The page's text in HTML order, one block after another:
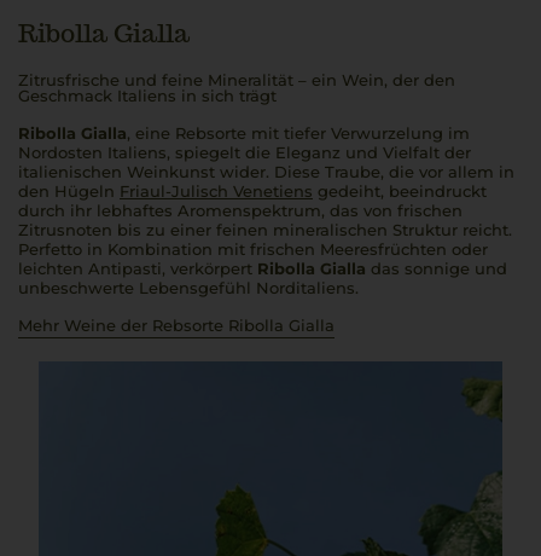
Ribolla Gialla
Zitrusfrische und feine Mineralität – ein Wein, der den
Geschmack Italiens in sich trägt
Ribolla Gialla, eine Rebsorte mit tiefer Verwurzelung im
Nordosten Italiens, spiegelt die Eleganz und Vielfalt der
italienischen Weinkunst wider. Diese Traube, die vor allem in
den Hügeln Friaul-Julisch Venetiens gedeiht, beeindruckt
durch ihr lebhaftes Aromenspektrum, das von frischen
Zitrusnoten bis zu einer feinen mineralischen Struktur reicht.
Perfetto in Kombination mit frischen Meeresfrüchten oder
leichten Antipasti, verkörpert Ribolla Gialla das sonnige und
unbeschwerte Lebensgefühl Norditaliens.
Mehr Weine der Rebsorte Ribolla Gialla